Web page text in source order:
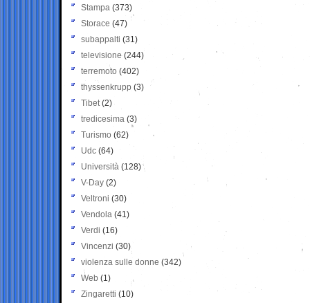
Stampa (373)
Storace (47)
subappalti (31)
televisione(244)
terremoto (402)
thyssenkrupp (3)
Tibet(2)
tredicesima (3)
Turismo (62)
Udc (64)
Università (128)
V-Day (2)
Veltroni (30)
Vendola (41)
Verdi (16)
Vincenzi (30)
violenza sulle donne (342)
Web (1)
Zingaretti (10)